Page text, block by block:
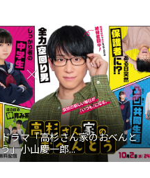
ドラマ「高杉さん家のおべんと
う」小山慶一郎...